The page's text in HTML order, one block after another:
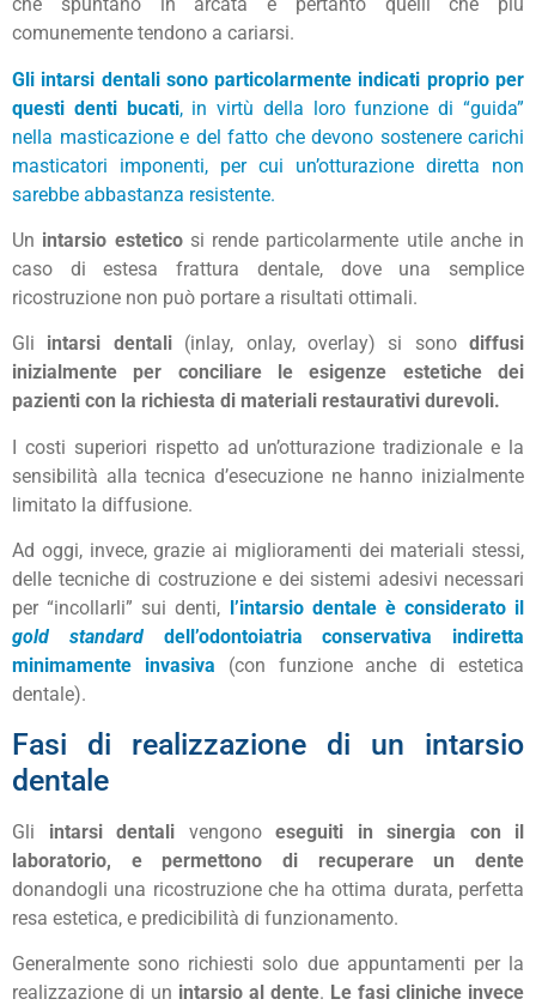
comunemente tendono a cariarsi.
Gli intarsi dentali sono particolarmente indicati proprio per
questi denti bucati, in virtù della loro funzione di “guida”
nella masticazione e del fatto che devono sostenere carichi
masticatori imponenti, per cui un’otturazione diretta non
sarebbe abbastanza resistente.
Un intarsio esteticosi rende particolarmente utile anche in
caso di estesa frattura dentale, dove una semplice
ricostruzione non può portare a risultati ottimali.
Gli intarsi dentali(inlay, onlay, overlay) si sono diffusi
inizialmente per conciliare le esigenze estetiche dei
pazienti con la richiesta di materiali restaurativi durevoli.
I costi superiori rispetto ad un’otturazione tradizionale e la
sensibilità alla tecnica d’esecuzione ne hanno inizialmente
limitato la diffusione.
Ad oggi, invece, grazie ai miglioramenti dei materiali stessi,
delle tecniche di costruzione e dei sistemi adesivi necessari
per “incollarli” sui denti,
l’intarsio dentale è considerato il
gold standard dell’odontoiatria conservativa indiretta
minimamente invasiva (con funzione anche di estetica
dentale).
Fasi di realizzazione di un intarsio
dentale
Gli intarsi dentali vengono eseguiti in sinergia con il
laboratorio, e permettono di recuperare un dente
donandogli una ricostruzione che ha ottima durata, perfetta
resa estetica, e predicibilità di funzionamento.
Generalmente sono richiesti solo due appuntamenti per la
realizzazione di un intarsio al dente. Le fasi cliniche invece